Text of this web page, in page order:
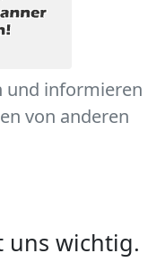
und informieren
von anderen
uns wichtig.